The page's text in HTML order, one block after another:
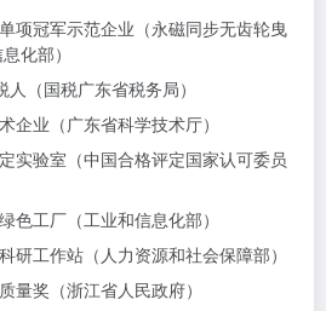
冠军示范企业（永磁同步无齿轮曳
化部）
（国税广东省税务局）
业（广东省科学技术厅）
验室（中国合格评定国家认可委员
工厂（工业和信息化部）
工作站（人力资源和社会保障部）
奖（浙江省人民政府）